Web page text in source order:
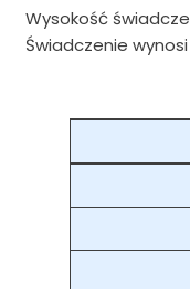
Wysokość
Świadczenie